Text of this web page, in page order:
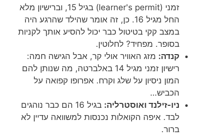
זמני (learner's permit) בגיל 15, וברישיון מלא
החל מגיל 16. כן, זה אומר שהילד שהרגע היה
במצב קקי בטיטול כבר יכול להסיע אותך לקניות
בסופר. מפחיד? לחלוטין.
קנדה: מזג האוויר אולי קר, אבל הגישה חמה:
רישיון זמני מגיל 14 באלברטה, מה שנותן להם
המון ניסיון על שלג וקרח. אפרופו קפואה על
הכביש…
ניו-זילנד ואוסטרליה:
בגיל 16 הם כבר נוהגים
לבד. איפה הקואלות נכנסות למשוואה עדיין לא
ברור.